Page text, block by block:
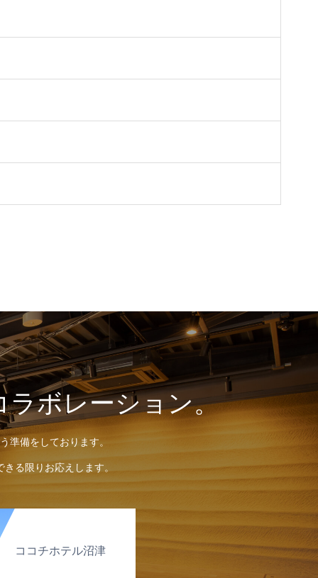
ラボレーション。
準備をしております。
る限りお応えします。
ココチホテル沼津